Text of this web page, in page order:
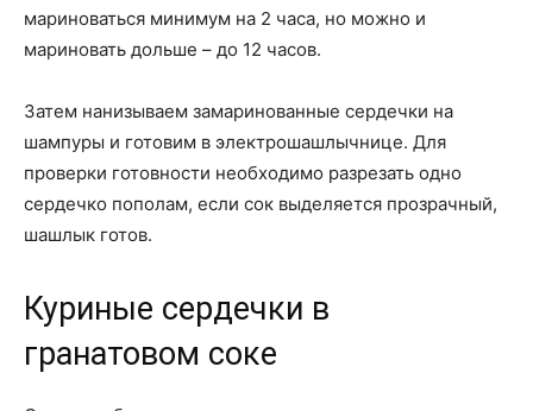
мариноваться минимум на 2 часа, но можно и
мариновать дольше – до 12 часов.
Затем нанизываем замаринованные сердечки на
шампуры и готовим в электрошашлычнице. Для
проверки готовности необходимо разрезать одно
сердечко пополам, если сок выделяется прозрачный,
шашлык готов.
Куриные сердечки в
гранатовом соке